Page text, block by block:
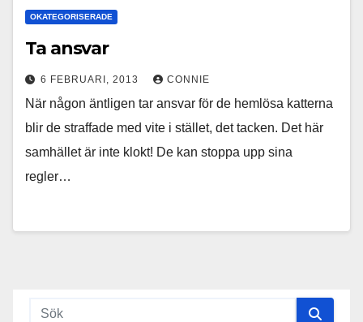
OKATEGORISERADE
Ta ansvar
6 FEBRUARI, 2013 CONNIE
När någon äntligen tar ansvar för de hemlösa katterna
blir de straffade med vite i stället, det tacken. Det här
samhället är inte klokt! De kan stoppa upp sina
regler…